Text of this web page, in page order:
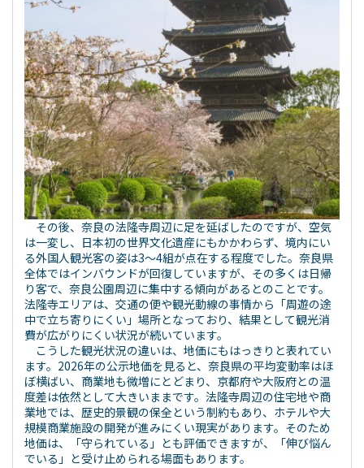
その後、奈良の法隆寺周辺に足を延ばしたのですが、空気
は一変し、日本初の世界文化遺産にもかかわらず、境内にい
る外国人観光客の姿は3～4組が点在する程度でした。奈良県
全体ではインバウンドが回復していますが、その多くは日帰
り客で、奈良公園周辺に集中する傾向があるとのことです。
法隆寺エリアは、交通の便や観光動線の事情から「周遊の途
中で立ち寄りにくい」場所となっており、結果として観光消
費が広がりにくい状況が続いています。
こうした観光状況の違いは、地価にもはっきりと表れてい
ます。2026年の公示地価を見ると、奈良県の平均変動率はほ
ぼ横ばい、商業地も微増にとどまり、京都府や大阪府との温
度差は依然として大きいままです。法隆寺周辺の住宅地や商
業地では、歴史的景観の保全という制約もあり、ホテルや大
規模商業施設の開発が進みにくい現実があります。そのため
地価は、「守られている」とも評価できますが、「伸び悩ん
でいる」と受け止められる場面もあります。